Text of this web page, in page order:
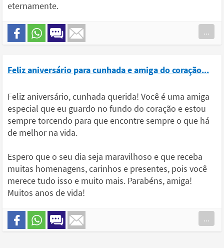
eternamente.
...
Feliz aniversário para cunhada e amiga do coração...
Feliz aniversário, cunhada querida! Você é uma amiga
especial que eu guardo no fundo do coração e estou
sempre torcendo para que encontre sempre o que há
de melhor na vida.
Espero que o seu dia seja maravilhoso e que receba
muitas homenagens, carinhos e presentes, pois você
merece tudo isso e muito mais. Parabéns, amiga!
Muitos anos de vida!
...